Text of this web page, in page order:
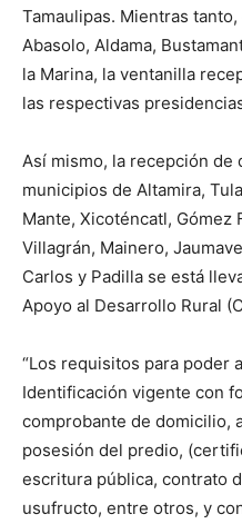
Tamaulipas. Mientras
Abasolo, Aldama,
la Marina, la ventanilla
las respectivas
Así mismo, la recepción de
municipios de Altamira,
Mante, Xicoténcatl, Gómez
Villagrán, Mainero,
Carlos y Padilla se está
Apoyo al Desarrollo Rural
“Los requisitos para poder
Identificación vigente con
comprobante de domicilio,
posesión del predio,
escritura pública, contrato
usufructo, entre otros, y